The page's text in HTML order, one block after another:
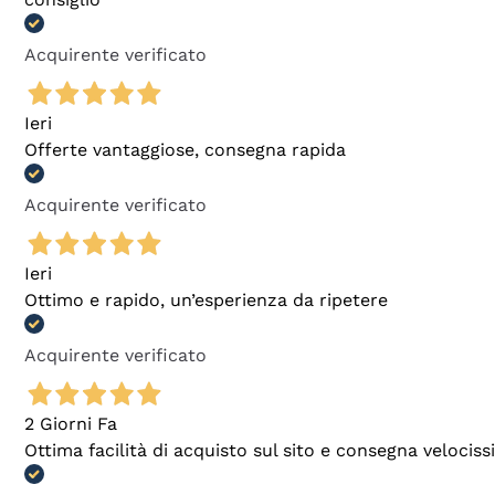
Acquirente verificato
Ieri
Offerte vantaggiose, consegna rapida
Acquirente verificato
Ieri
Ottimo e rapido, un’esperienza da ripetere
Acquirente verificato
2 Giorni Fa
Ottima facilità di acquisto sul sito e consegna